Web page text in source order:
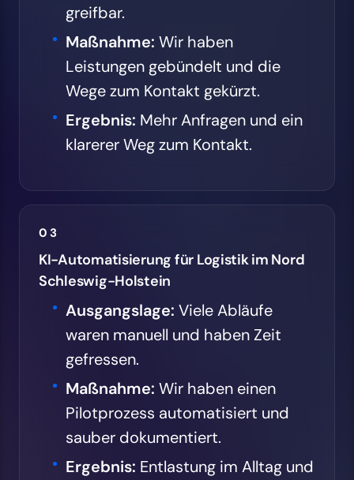
greifbar.
Maßnahme: Wir haben
Leistungen gebündelt und die
Wege zum Kontakt gekürzt.
Ergebnis: Mehr Anfragen und ein
klarerer Weg zum Kontakt.
03
KI-Automatisierung für Logistik im Nord
Schleswig-Holstein
Ausgangslage: Viele Abläufe
waren manuell und haben Zeit
gefressen.
Maßnahme: Wir haben einen
Pilotprozess automatisiert und
sauber dokumentiert.
Ergebnis: Entlastung im Alltag und